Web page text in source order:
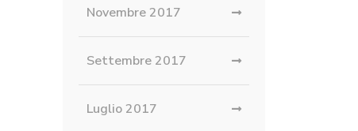
Novembre 2017
Settembre 2017
Luglio 2017